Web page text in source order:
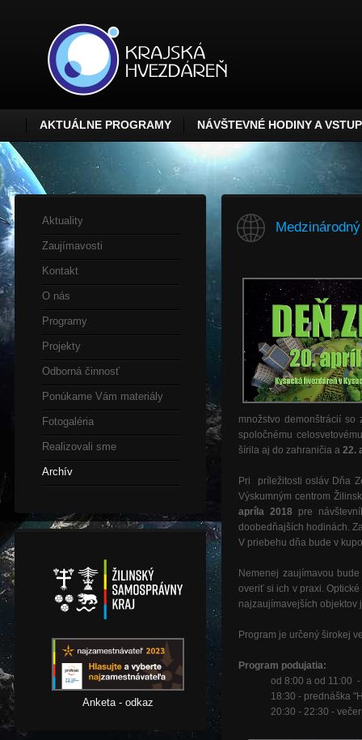
AKTUÁLNE PROGRAMY NÁVŠTEVNÉ HODINY A
Aktuality
Zaujímavosti
Kontakt
O nás
Programy
Projekty
Odborná činnosť
Ponúkame Vám materiály
Fotogaléria
Realizovali sme
Archív
Anketa - odkaz
množstvo demonštrácií
spoločnému
šírila aj do zahraničia a 22.
Pri príležitosti osláv Dňa
Výskumným centrom
apríla 2018 pre
doobedňajších hodinách.
V priebehu dňa bude v
Nemenej zaujímavou
overiť si ich v praxi.
najzaujímavejších
Program je určený širokej
Program podujatia:
od 8:00 a od 11:00
18:30 - prednáška
20:30 - 22:30 -